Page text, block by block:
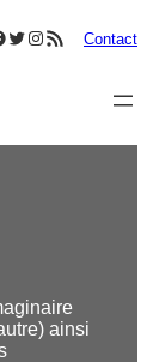
Twitter
Instagram
Flux RSSContact
ainsi